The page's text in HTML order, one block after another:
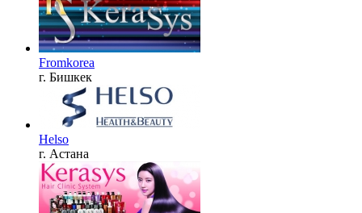
Fromkorea
г. Бишкек
Helso
г. Астана